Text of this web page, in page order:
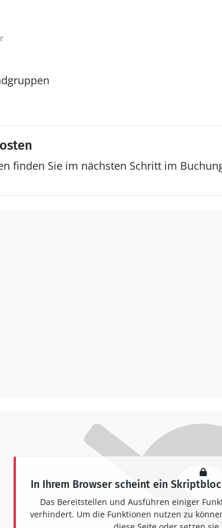
finden Sie im nächsten Schritt im
In Ihrem Browser scheint ein
Das Bereitstellen und Ausführen einiger
verhindert. Um die Funktionen nutzen zu